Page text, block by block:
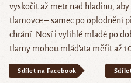
vyskočit až metr nad hladinu,
tlamovce – samec po oplodnění
chrání. Nosí i vylíhlé mladé po
tlamy mohou mláďata měřit až 10
Sdílet na Facebook